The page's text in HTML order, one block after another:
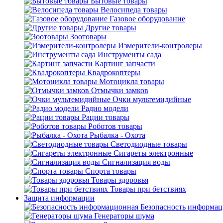
Велосипеда товары
Газовое оборудование
Другие товары
Зоотовары
Измерители-контролеры
Инструменты сада
Картинг запчасти
Квадрокоптеры
Мотоцикла товары
Отмычки замков
Очки мультемидийные
Радио модели
Рации товары
Роботов товары
Рыбалка - Охота
Светодиодные товары
Сигареты электронные
Сигнализация воды
Спорта товары
Товары здоровья
Товары при бетствиях
Защита информации
Безопасность
Генераторы шума